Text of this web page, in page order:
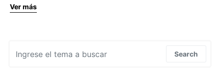
Ver más
Search